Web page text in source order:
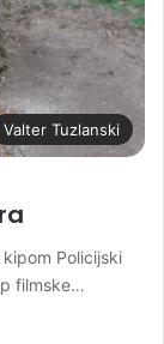
Valter Tuzlanski
Policijski
filmske…